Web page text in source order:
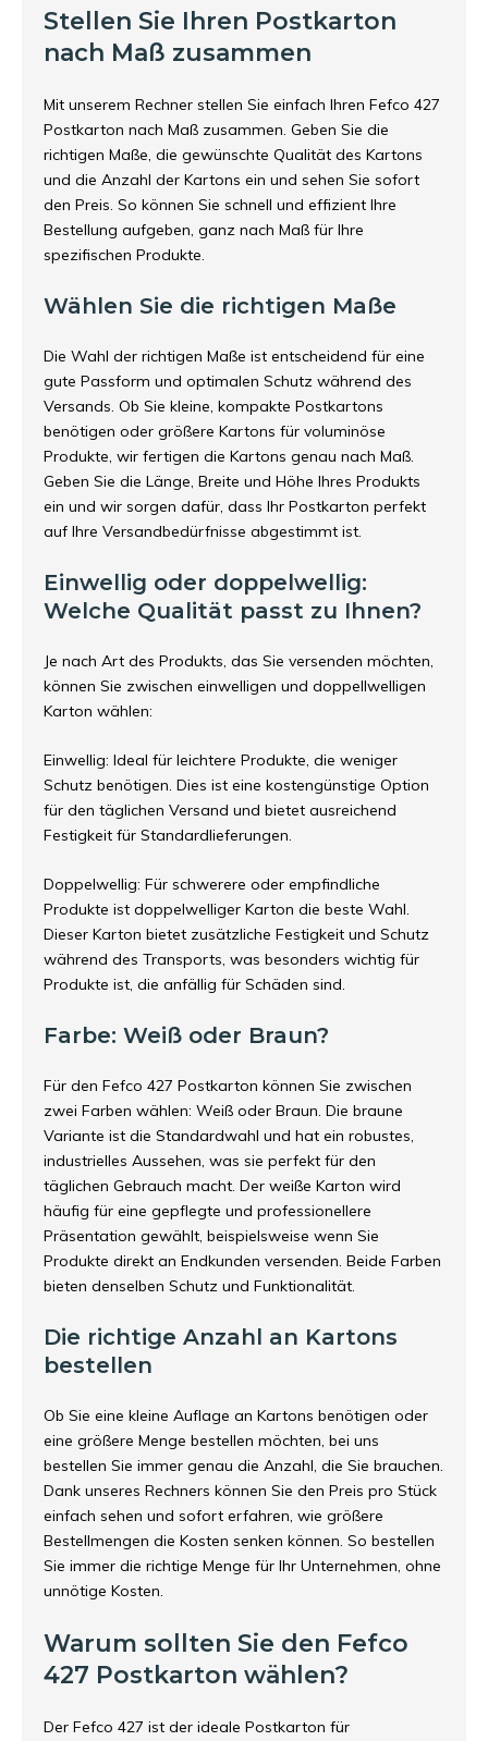
Stellen Sie Ihren Postkarton
nach Maß zusammen
Mit unserem Rechner stellen Sie einfach Ihren Fefco 427
Postkarton nach Maß zusammen. Geben Sie die
richtigen Maße, die gewünschte Qualität des Kartons
und die Anzahl der Kartons ein und sehen Sie sofort
den Preis. So können Sie schnell und effizient Ihre
Bestellung aufgeben, ganz nach Maß für Ihre
spezifischen Produkte.
Wählen Sie die richtigen Maße
Die Wahl der richtigen Maße ist entscheidend für eine
gute Passform und optimalen Schutz während des
Versands. Ob Sie kleine, kompakte Postkartons
benötigen oder größere Kartons für voluminöse
Produkte, wir fertigen die Kartons genau nach Maß.
Geben Sie die Länge, Breite und Höhe Ihres Produkts
ein und wir sorgen dafür, dass Ihr Postkarton perfekt
auf Ihre Versandbedürfnisse abgestimmt ist.
Einwellig oder doppelwellig:
Welche Qualität passt zu Ihnen?
Je nach Art des Produkts, das Sie versenden möchten,
können Sie zwischen einwelligen und doppellwelligen
Karton wählen:
Einwellig: Ideal für leichtere Produkte, die weniger
Schutz benötigen. Dies ist eine kostengünstige Option
für den täglichen Versand und bietet ausreichend
Festigkeit für Standardlieferungen.
Doppelwellig: Für schwerere oder empfindliche
Produkte ist doppelwelliger Karton die beste Wahl.
Dieser Karton bietet zusätzliche Festigkeit und Schutz
während des Transports, was besonders wichtig für
Produkte ist, die anfällig für Schäden sind.
Farbe: Weiß oder Braun?
Für den Fefco 427 Postkarton können Sie zwischen
zwei Farben wählen: Weiß oder Braun. Die braune
Variante ist die Standardwahl und hat ein robustes,
industrielles Aussehen, was sie perfekt für den
täglichen Gebrauch macht. Der weiße Karton wird
häufig für eine gepflegte und professionellere
Präsentation gewählt, beispielsweise wenn Sie
Produkte direkt an Endkunden versenden. Beide Farben
bieten denselben Schutz und Funktionalität.
Die richtige Anzahl an Kartons
bestellen
Ob Sie eine kleine Auflage an Kartons benötigen oder
eine größere Menge bestellen möchten, bei uns
bestellen Sie immer genau die Anzahl, die Sie brauchen.
Dank unseres Rechners können Sie den Preis pro Stück
einfach sehen und sofort erfahren, wie größere
Bestellmengen die Kosten senken können. So bestellen
Sie immer die richtige Menge für Ihr Unternehmen, ohne
unnötige Kosten.
Warum sollten Sie den Fefco
427 Postkarton wählen?
Der Fefco 427 ist der ideale Postkarton für